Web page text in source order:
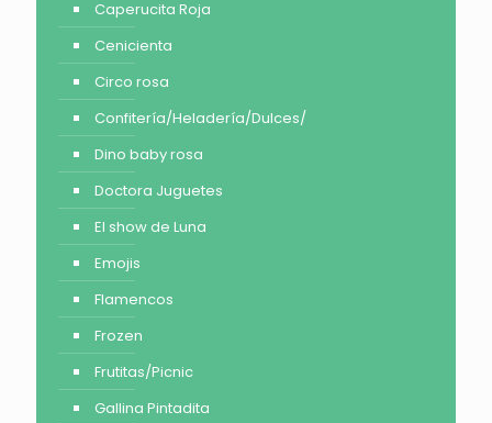
Caperucita Roja
Cenicienta
Circo rosa
Confitería/Heladería/Dulces/
Dino baby rosa
Doctora Juguetes
El show de Luna
Emojis
Flamencos
Frozen
Frutitas/Picnic
Gallina Pintadita